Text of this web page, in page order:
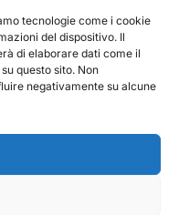
tecnologie come i cookie
del dispositivo. Il
di elaborare dati come il
questo sito. Non
negativamente su alcune
Cerca
ed emergente